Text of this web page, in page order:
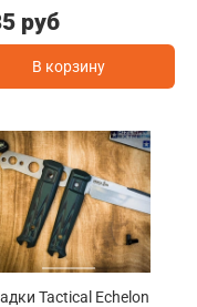
руб
В корзину
Tactical Echelon